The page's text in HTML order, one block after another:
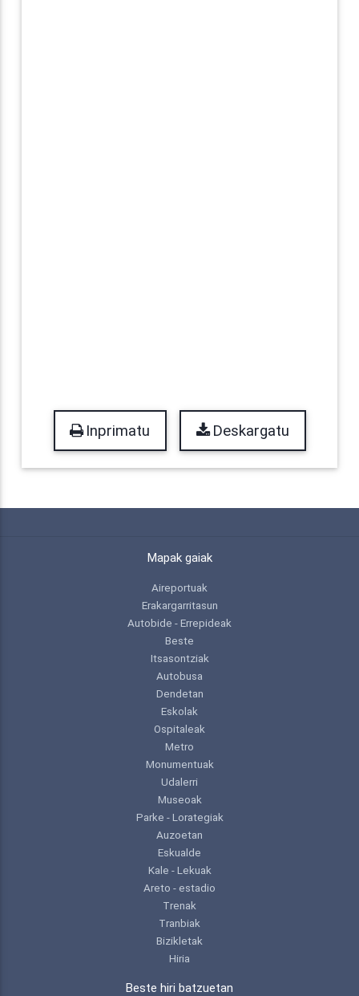
Inprimatu Deskargatu
Mapak gaiak
Aireportuak
Erakargarritasun
Autobide - Errepideak
Beste
Itsasontziak
Autobusa
Dendetan
Eskolak
Ospitaleak
Metro
Monumentuak
Udalerri
Museoak
Parke - Lorategiak
Auzoetan
Eskualde
Kale - Lekuak
Areto - estadio
Trenak
Tranbiak
Bizikletak
Hiria
Beste hiri batzuetan